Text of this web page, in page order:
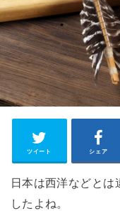
ツイート シェア
日本は西洋などとは
したよね。